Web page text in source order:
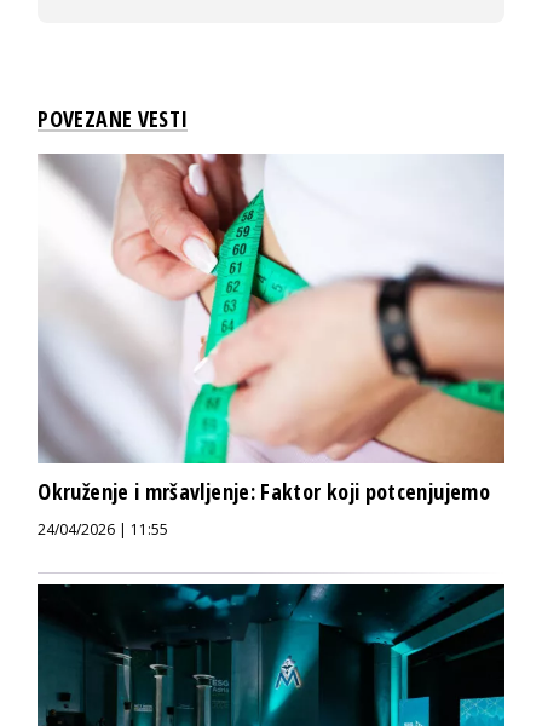
POVEZANE VESTI
Okruženje i mršavljenje: Faktor koji potcenjujemo
24/04/2026 | 11:55